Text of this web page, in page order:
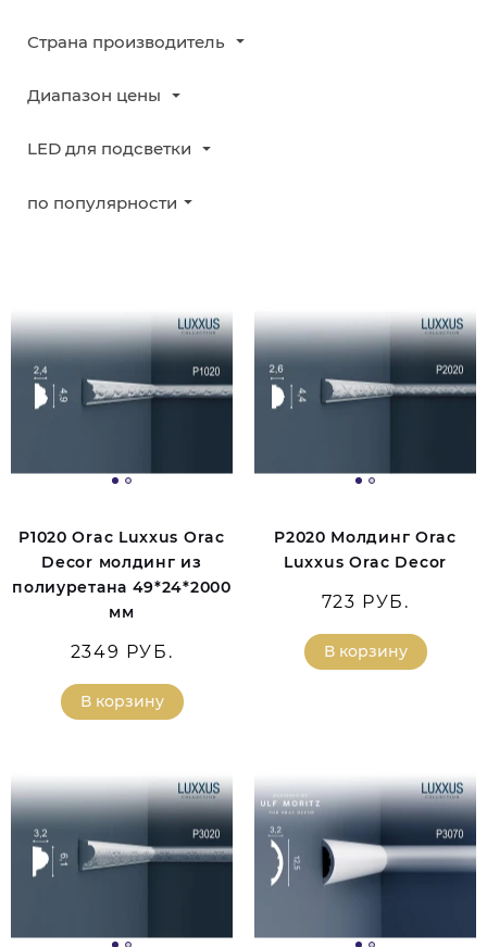
Страна производитель
Диапазон цены
LED для подсветки
по популярности
P1020 Orac Luxxus Orac
Decor молдинг из
полиуретана 49*24*2000
мм
2349 РУБ.
В корзину
P2020 Молдинг Orac
Luxxus Orac Decor
723 РУБ.
В корзину